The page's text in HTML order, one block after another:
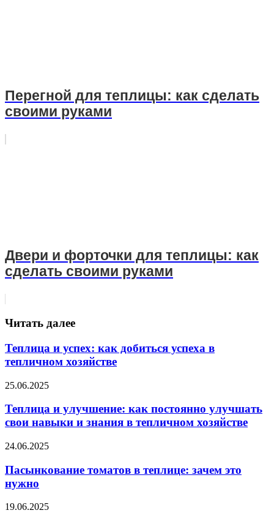
Перегной для теплицы: как сделать
своими руками
Двери и форточки для теплицы: как
сделать своими руками
Читать далее
Теплица и успех: как добиться успеха в
тепличном хозяйстве
25.06.2025
Теплица и улучшение: как постоянно улучшать
свои навыки и знания в тепличном хозяйстве
24.06.2025
Пасынкование томатов в теплице: зачем это
нужно
19.06.2025